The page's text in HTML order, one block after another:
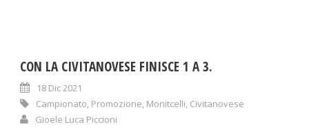
CON LA CIVITANOVESE FINISCE 1 A 3.
18 Dic 2021
Campionato, Promozione, Monitcelli, Civitanovese
Gioele Luca Piccioni